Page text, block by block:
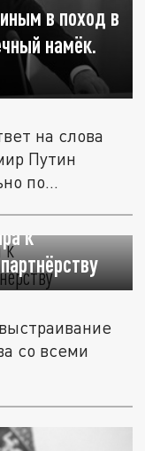
в поход в
намёк.
на слова
Путин
по...
к
со всеми